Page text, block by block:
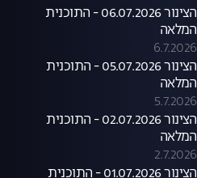
הצינור 06.07.2026 - התוכנית
המלאה
6.7.2026
הצינור 05.07.2026 - התוכנית
המלאה
5.7.2026
הצינור 02.07.2026 - התוכנית
המלאה
2.7.2026
הצינור 01.07.2026 - התוכנית